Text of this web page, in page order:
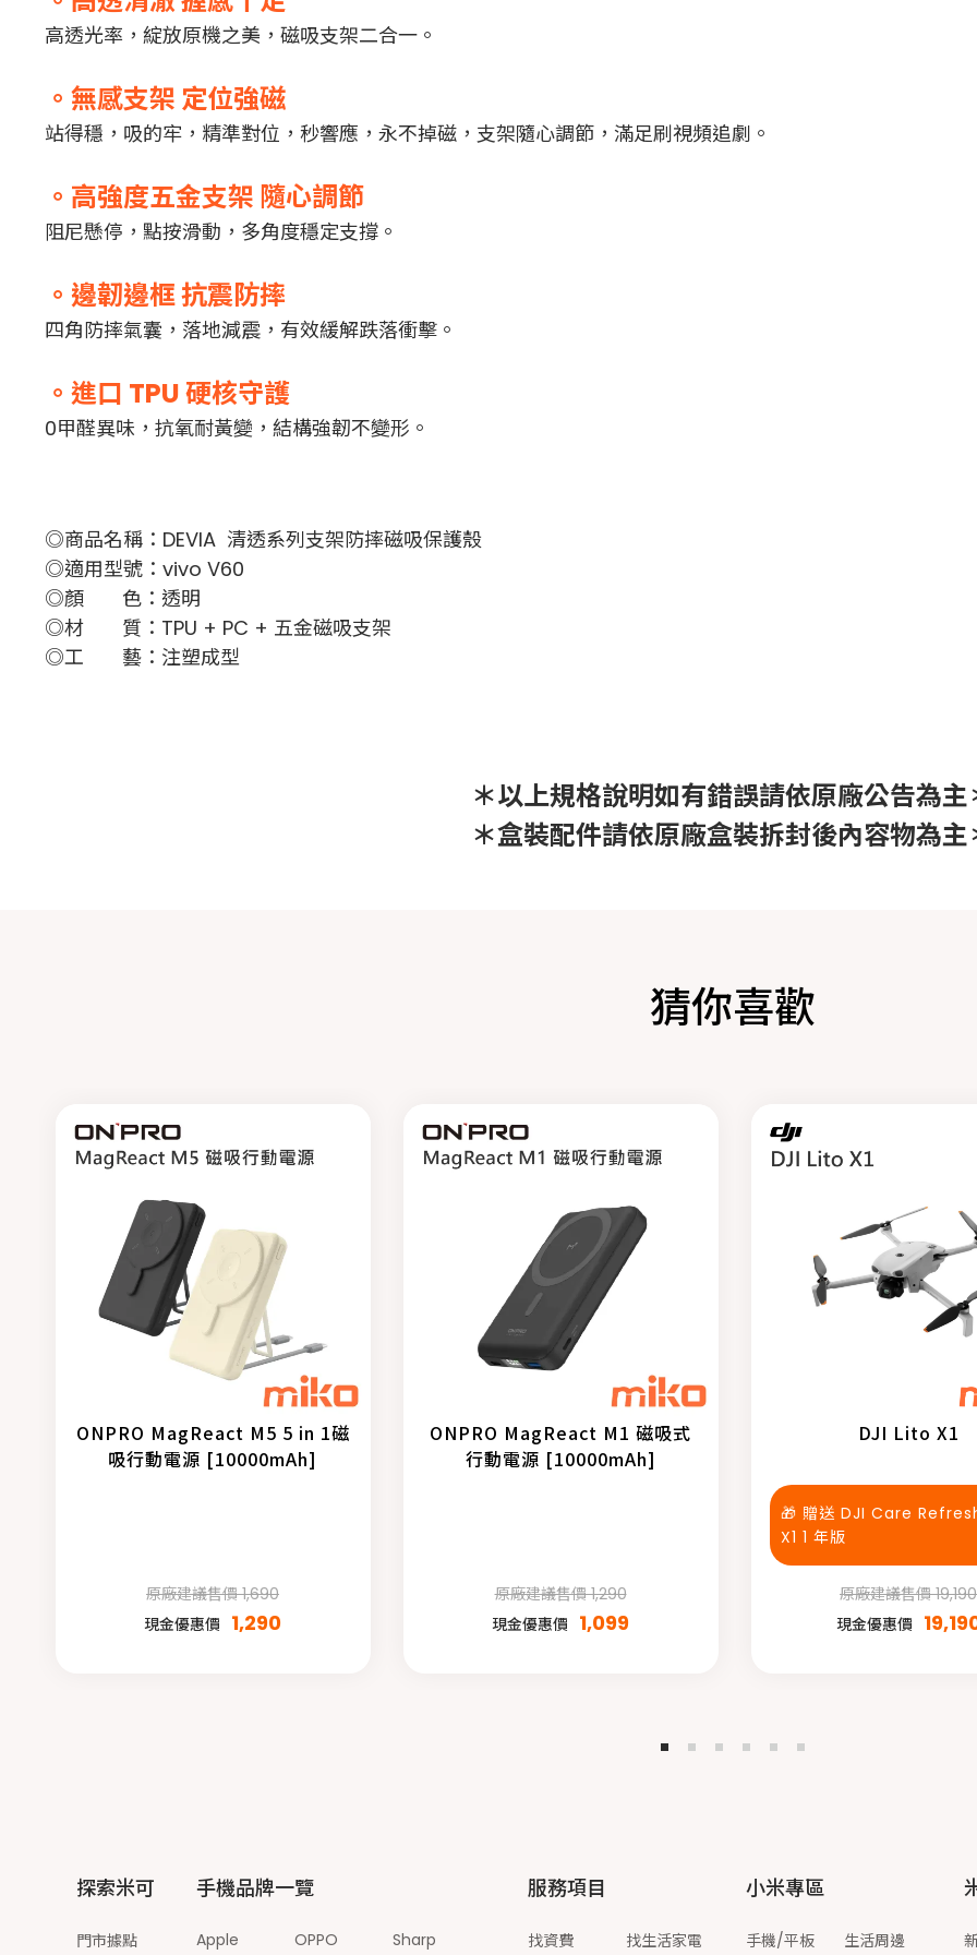
高透光率，綻放原機之美，磁吸支架二合一。
。無感支架 定位強磁
站得穩，吸的牢，精準對位，秒響應，永不掉磁，支架隨心調節，滿足刷視頻追劇。
。高強度五金支架 隨心調節
阻尼懸停，點按滑動，多角度穩定支撐。
。邊韌邊框 抗震防摔
四角防摔氣囊，落地減震，有效緩解跌落衝擊。
。進口 TPU 硬核守護
0甲醛異味，抗氧耐黃變，結構強韌不變形。
◎商品名稱：DEVIA 清透系列支架防摔磁吸保護殼
◎適用型號：vivo V60
◎顏 色：透明
◎材 質：TPU + PC + 五金磁吸支架
◎工 藝：注塑成型
＊以上規格說明如有錯誤請依原廠公告為主
＊盒裝配件請依原廠盒裝拆封後內容物為主
猜你喜歡
ONPRO MagReact M5 5 in 1磁
吸行動電源 [10000mAh]
原廠建議售價 1,690
現金優惠價 1,290
ONPRO MagReact M1 磁吸式
行動電源 [10000mAh]
原廠建議售價 1,290
現金優惠價 1,099
DJI Lito X1
🎁 贈送 DJI Care
X1 1 年版
原廠建議售價 19,190
現金優惠價
探索米可
門市據點
手機品牌一覽
Apple OPPO Sharp
服務項目
找資費 找生活家電
小米專區
手機/平板 生活周邊